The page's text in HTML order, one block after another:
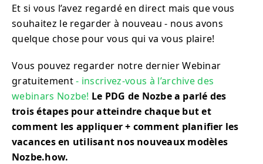
Et si vous l’avez regardé en direct mais que vous
souhaitez le regarder à nouveau - nous avons
quelque chose pour vous qui va vous plaire!
Vous pouvez regarder notre dernier Webinar
gratuitement- inscrivez-vous à l’archive des
webinars Nozbe! Le PDG de Nozbe a parlé des
trois étapes pour atteindre chaque but et
comment les appliquer + comment planifier les
vacances en utilisant nos nouveaux modèles
Nozbe.how.